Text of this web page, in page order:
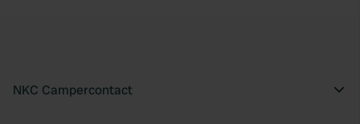
NKC Campercontact